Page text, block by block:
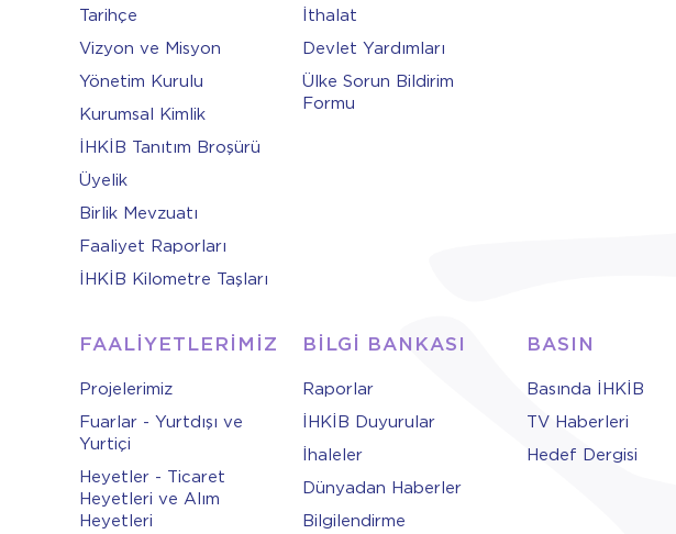
Tarihçe
Vizyon ve Misyon
Yönetim Kurulu
Kurumsal Kimlik
İHKİB Tanıtım Broşürü
Üyelik
Birlik Mevzuatı
Faaliyet Raporları
İHKİB Kilometre Taşları
İthalat
Devlet Yardımları
Ülke Sorun Bildirim
Formu
FAALİYETLERİMİZ
Projelerimiz
Fuarlar - Yurtdışı ve
Yurtiçi
Heyetler - Ticaret
Heyetleri ve Alım
Heyetleri
BİLGİ BANKASI
Raporlar
İHKİB Duyurular
İhaleler
Dünyadan Haberler
Bilgilendirme
BASIN
Basında İHKİB
TV Haberleri
Hedef Dergisi